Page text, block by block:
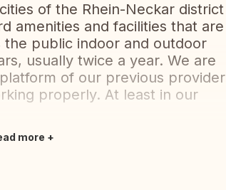
of the Rhein-Neckar district
amenities and facilities that are
public indoor and outdoor
usually twice a year. We are
of our previous provider
properly. At least in our
more